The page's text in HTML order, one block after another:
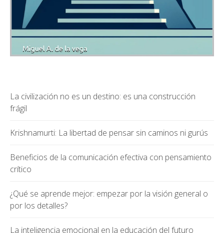
La civilización no es un destino: es una construcción
frágil
Krishnamurti: La libertad de pensar sin caminos ni gurús
Beneficios de la comunicación efectiva con pensamiento
crítico
¿Qué se aprende mejor: empezar por la visión general o
por los detalles?
La inteligencia emocional en la educación del futuro